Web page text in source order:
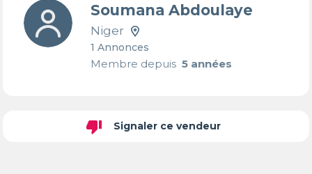
Soumana Abdoulaye
Niger
1 Annonces
Membre depuis5 années
thumb_down Signaler ce vendeur